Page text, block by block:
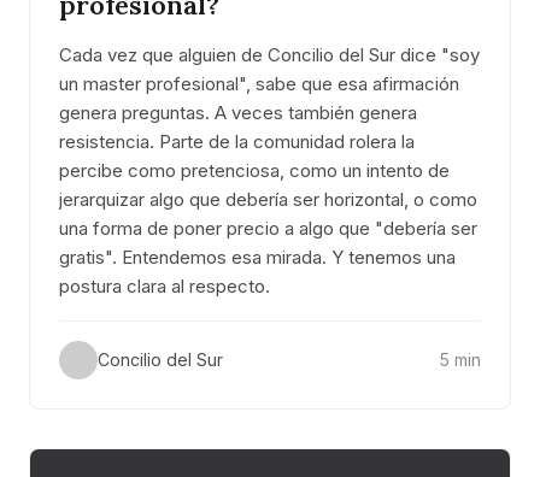
Cada vez que alguien de Concilio del Sur dice "soy
un master profesional", sabe que esa afirmación
genera preguntas. A veces también genera
resistencia. Parte de la comunidad rolera la
percibe como pretenciosa, como un intento de
jerarquizar algo que debería ser horizontal, o como
una forma de poner precio a algo que "debería ser
gratis". Entendemos esa mirada. Y tenemos una
postura clara al respecto.
Concilio del Sur 5 min